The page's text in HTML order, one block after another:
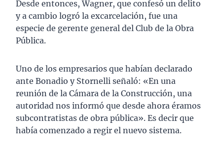
Desde entonces, Wagner, que confesó un delito
y a cambio logró la excarcelación, fue una
especie de gerente general del Club de la Obra
Pública.
Uno de los empresarios que habían declarado
ante Bonadio y Stornelli señaló: «En una
reunión de la Cámara de la Construcción, una
autoridad nos informó que desde ahora éramos
subcontratistas de obra pública». Es decir que
había comenzado a regir el nuevo sistema.